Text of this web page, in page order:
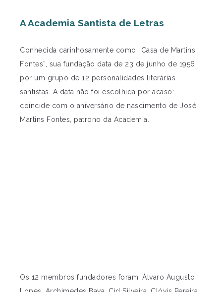
A Academia Santista de Letras
Conhecida carinhosamente como “Casa de Martins
Fontes”, sua fundação data de 23 de junho de 1956
por um grupo de 12 personalidades literárias
santistas. A data não foi escolhida por acaso:
coincide com o aniversário de nascimento de José
Martins Fontes, patrono da Academia.
Os 12 membros fundadores foram: Álvaro Augusto